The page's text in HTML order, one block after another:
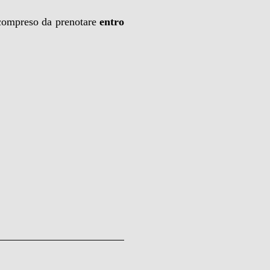
da prenotare entro